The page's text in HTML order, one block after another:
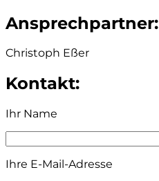
Ansprechpartner:
Christoph Eßer
Kontakt:
Ihr Name
Ihre E-Mail-Adresse